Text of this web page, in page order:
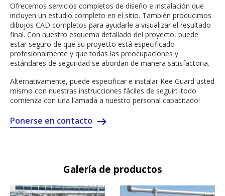
Ofrecemos servicios completos de diseño e instalación que
incluyen un estudio completo en el sitio. También producimos
dibujos CAD completos para ayudarle a visualizar el resultado
final. Con nuestro esquema detallado del proyecto, puede
estar seguro de que su proyecto está especificado
profesionalmente y que todas las preocupaciones y
estándares de seguridad se abordan de manera satisfactoria.
Alternativamente, puede especificar e instalar Kee Guard usted
mismo con nuestras instrucciones fáciles de seguir: ¡todo
comienza con una llamada a nuestro personal capacitado!
Ponerse en contacto
Galería de productos